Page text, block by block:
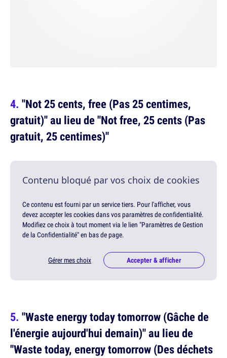
"Not 25 cents, free (Pas 25 centimes,
gratuit)" au lieu de "Not free, 25 cents (Pas
gratuit, 25 centimes)"
Contenu bloqué par vos choix de cookies
Ce contenu est fourni par un service tiers. Pour l'afficher, vous
devez accepter les cookies dans vos paramètres de confidentialité.
Modifiez ce choix à tout moment via le lien "Paramètres de Gestion
de la Confidentialité" en bas de page.
Gérer mes choix Accepter & afficher
"Waste energy today tomorrow (Gâche de
l'énergie aujourd'hui demain)" au lieu de
"Waste today, energy tomorrow (Des déchets